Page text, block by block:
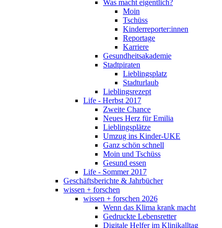
Was macht eigentlich?
Moin
Tschüss
Kinderreporter:innen
Reportage
Karriere
Gesundheitsakademie
Stadtpiraten
Lieblingsplatz
Stadturlaub
Lieblingsrezept
Life - Herbst 2017
Zweite Chance
Neues Herz für Emilia
Lieblingsplätze
Umzug ins Kinder-UKE
Ganz schön schnell
Moin und Tschüss
Gesund essen
Life - Sommer 2017
Geschäftsberichte & Jahrbücher
wissen + forschen
wissen + forschen 2026
Wenn das Klima krank macht
Gedruckte Lebensretter
Digitale Helfer im Klinikalltag